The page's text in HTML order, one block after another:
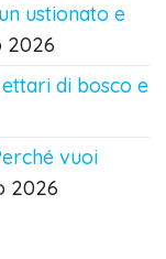
ustionato e
2026
di bosco e
vuoi
2026